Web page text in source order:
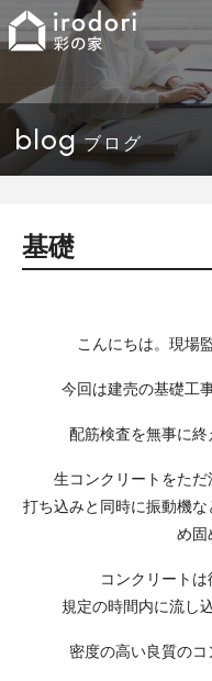
blog ブログ
基礎
こんにちは。現場
今回は建売の基礎工
配筋検査を無事に終
生コンクリートをただ
打ち込みと同時に振動機
め固
コンクリートは
規定の時間内に流し
密度の高い良質のコ